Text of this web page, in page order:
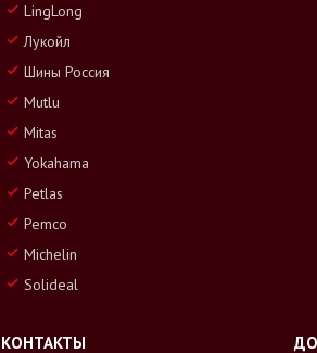
LingLong
Лукойл
Шины Россия
Mutlu
Mitas
Yokahama
Petlas
Pemco
Michelin
Solideal